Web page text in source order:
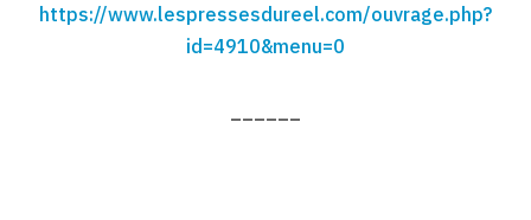
https://www.lespressesdureel.com/ouvrage.php?
id=4910&menu=0